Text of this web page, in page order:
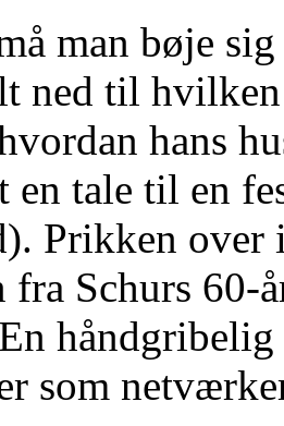
man bøje
ned til
hans
en tale til en
Prikken over
fra Schurs 60-
som